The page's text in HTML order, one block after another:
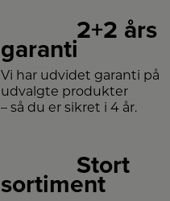
2+2 års
garanti
Vi har udvidet garanti på
udvalgte produkter
– så du er sikret i 4 år.
Stort
sortiment